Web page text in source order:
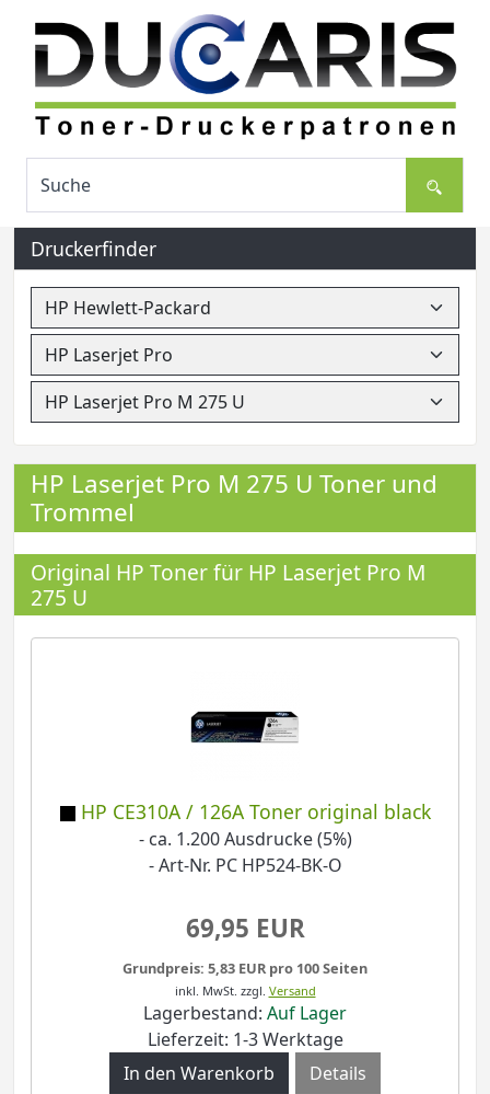
Druckerfinder
HP Laserjet Pro M 275 U Toner und
Trommel
Original HP Toner für HP Laserjet Pro M
275 U
HP CE310A / 126A Toner original black
- ca. 1.200 Ausdrucke (5%)
- Art-Nr. PC HP524-BK-O
69,95 EUR
Grundpreis: 5,83 EUR pro 100 Seiten
inkl. MwSt. zzgl. Versand
Lagerbestand: Auf Lager
Lieferzeit: 1-3 Werktage
Details